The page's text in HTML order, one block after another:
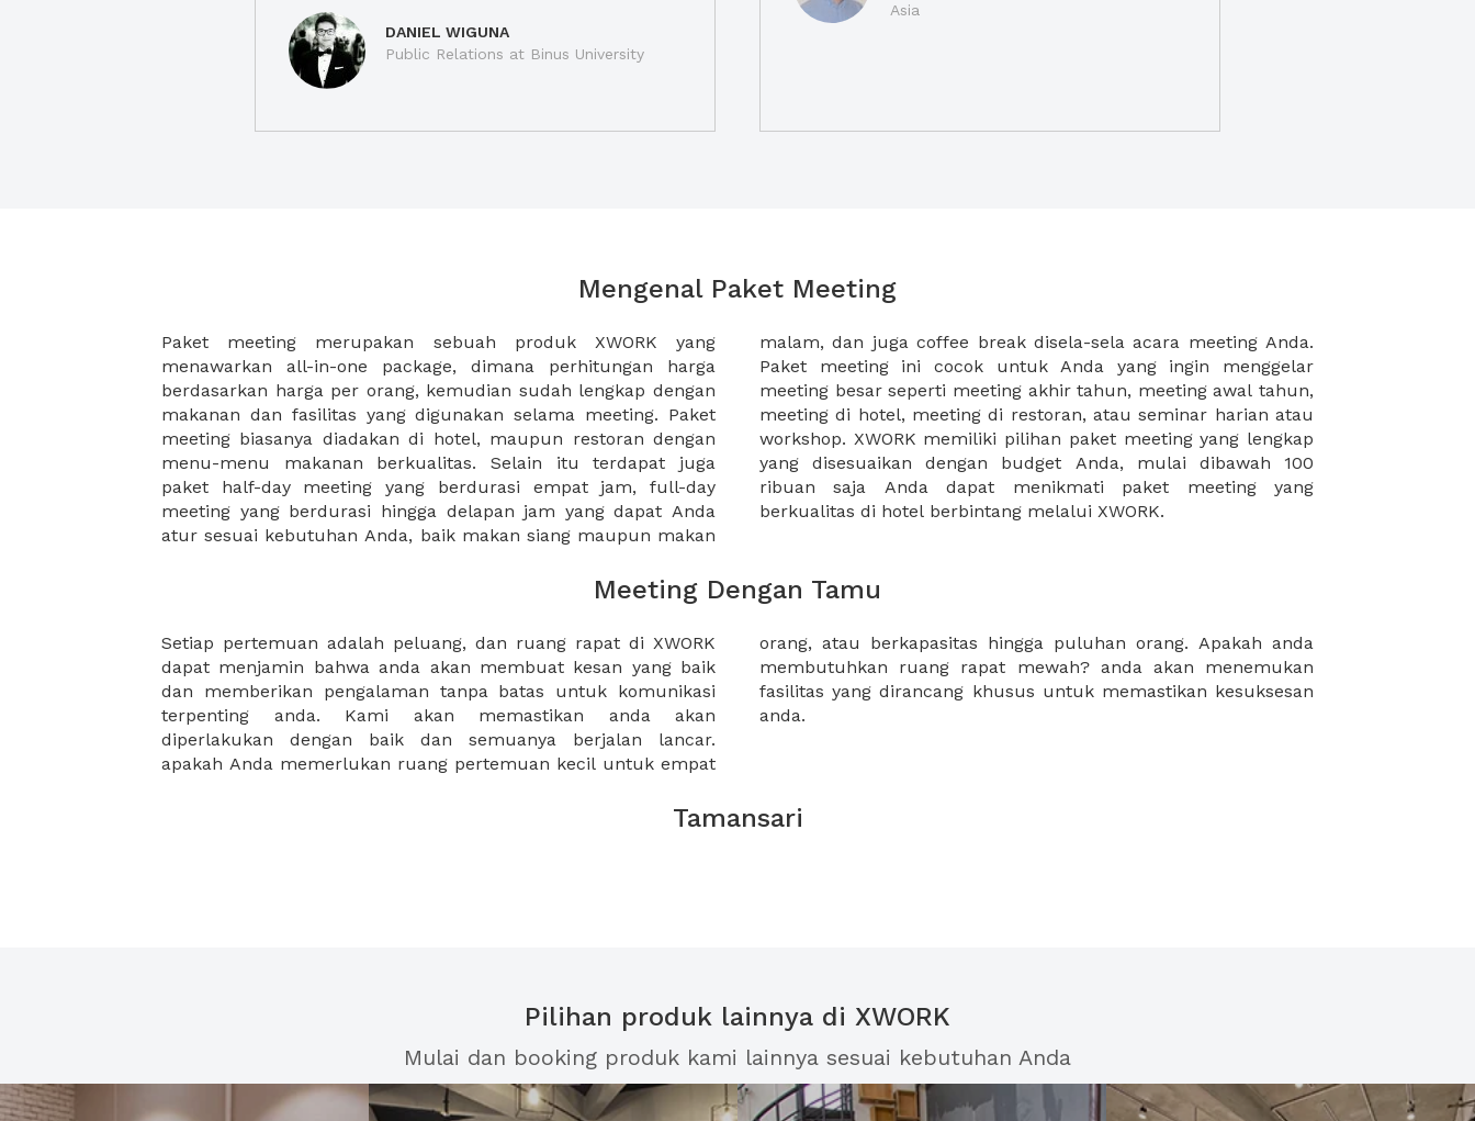
DANIEL WIGUNA
Public Relations at Binus University
Asia
Mengenal Paket Meeting
Paket meeting merupakan sebuah produk XWORK yang
menawarkan all-in-one package, dimana perhitungan harga
berdasarkan harga per orang, kemudian sudah lengkap dengan
makanan dan fasilitas yang digunakan selama meeting. Paket
meeting biasanya diadakan di hotel, maupun restoran dengan
menu-menu makanan berkualitas. Selain itu terdapat juga
paket half-day meeting yang berdurasi empat jam, full-day
meeting yang berdurasi hingga delapan jam yang dapat Anda
atur sesuai kebutuhan Anda, baik makan siang maupun makan
malam, dan juga coffee break disela-sela acara meeting Anda.
Paket meeting ini cocok untuk Anda yang ingin menggelar
meeting besar seperti meeting akhir tahun, meeting awal tahun,
meeting di hotel, meeting di restoran, atau seminar harian atau
workshop. XWORK memiliki pilihan paket meeting yang lengkap
yang disesuaikan dengan budget Anda, mulai dibawah 100
ribuan saja Anda dapat menikmati paket meeting yang
berkualitas di hotel berbintang melalui XWORK.
Meeting Dengan Tamu
Setiap pertemuan adalah peluang, dan ruang rapat di XWORK
dapat menjamin bahwa anda akan membuat kesan yang baik
dan memberikan pengalaman tanpa batas untuk komunikasi
terpenting anda. Kami akan memastikan anda akan
diperlakukan dengan baik dan semuanya berjalan lancar.
apakah Anda memerlukan ruang pertemuan kecil untuk empat
orang, atau berkapasitas hingga puluhan orang. Apakah anda
membutuhkan ruang rapat mewah? anda akan menemukan
fasilitas yang dirancang khusus untuk memastikan kesuksesan
anda.
Tamansari
Pilihan produk lainnya di XWORK
Mulai dan booking produk kami lainnya sesuai kebutuhan Anda